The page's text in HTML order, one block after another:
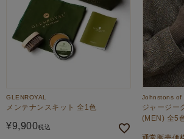
GLENROYAL
メンテナンスキット 全1色
¥9,900税込
Johnstons of
ジャージー
(MEN) 全5